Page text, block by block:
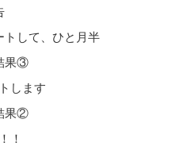
して、ひと月半
果③
します
果②
！